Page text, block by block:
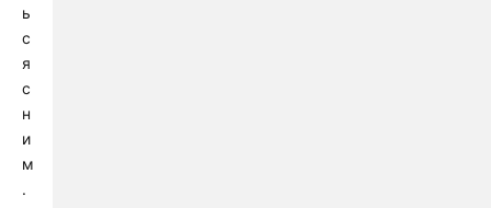
ь
с
я
с
н
и
м
.